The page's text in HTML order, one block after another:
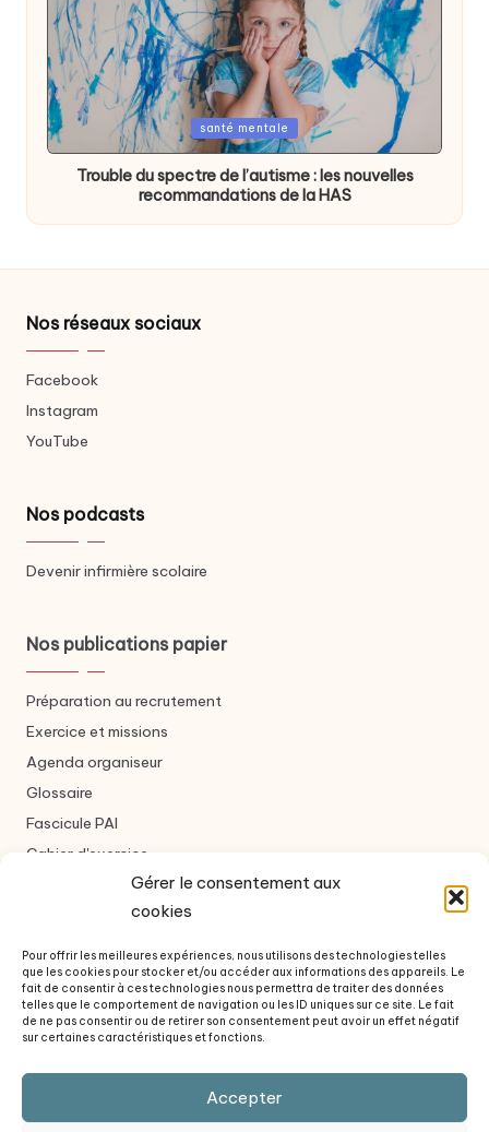
Gérer le consentement aux
cookies
Pour offrir les meilleures expériences, nous utilisons des technologies telles
que les cookies pour stocker et/ou accéder aux informations des appareils. Le
fait de consentir à ces technologies nous permettra de traiter des données
telles que le comportement de navigation ou les ID uniques sur ce site. Le fait
de ne pas consentir ou de retirer son consentement peut avoir un effet négatif
sur certaines caractéristiques et fonctions.
Accepter
Posted
in
santé mentale
Trouble du spectre de l’autisme : les nouvelles
recommandations de la HAS
Nos réseaux sociaux
Facebook
Instagram
YouTube
Nos podcasts
Devenir infirmière scolaire
Nos publications papier
Préparation au recrutement
Exercice et missions
Agenda organiseur
Glossaire
Fascicule PAI
Cahier d'exercice
Formulaire de contact
À propos des auteurs
Questions fréquentes
Revue de presse
Politique de confidentialité